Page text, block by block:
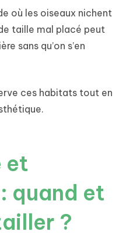
où les oiseaux nichent
taille mal placé peut
sans qu’on s’en
ces habitats tout en
et
quand et
?